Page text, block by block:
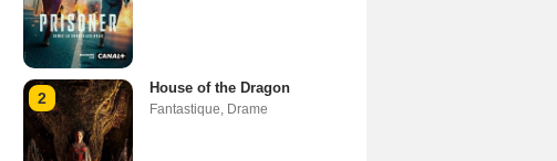
2
House of the Dragon
Fantastique, Drame